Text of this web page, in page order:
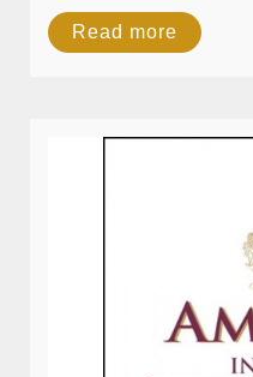
Whisky）來自日本兵
（Eigashima Shuzo
Read more